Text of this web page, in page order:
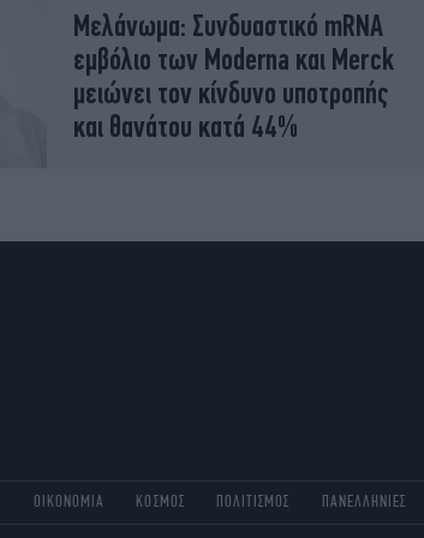
Μελάνωμα: Συνδυαστικό mRNA
εμβόλιο των Moderna και Merck
μειώνει τον κίνδυνο υποτροπής
και θανάτου κατά 44%
ΟΙΚΟΝΟΜΙΑ ΚΟΣΜΟΣ ΠΟΛΙΤΙΣΜΟΣ ΠΑΝΕΛΛΗΝΙΕΣ